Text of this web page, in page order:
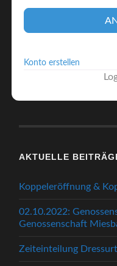
Konto erstellen
AKTUELLE
Koppeleröffnung &
02.10.2022:
Genossenschaft
Zeiteinteilung